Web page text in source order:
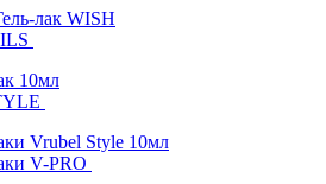
лак WISH
10мл
Vrubel Style 10мл
V-PRO